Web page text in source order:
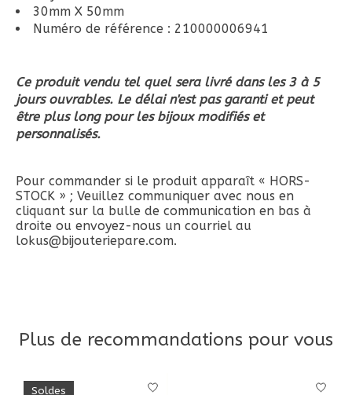
30mm X 50mm
Numéro de référence : 210000006941
Ce produit vendu tel quel sera livré dans les 3 à 5
jours ouvrables. Le délai n'est pas garanti et peut
être plus long pour les bijoux modifiés et
personnalisés.
Pour commander si le produit apparaît « HORS-
STOCK » ; Veuillez communiquer avec nous en
cliquant sur la bulle de communication en bas à
droite ou envoyez-nous un courriel au
lokus@bijouteriepare.com.
Plus de recommandations pour vous
Articles du carrousel de produits
Soldes